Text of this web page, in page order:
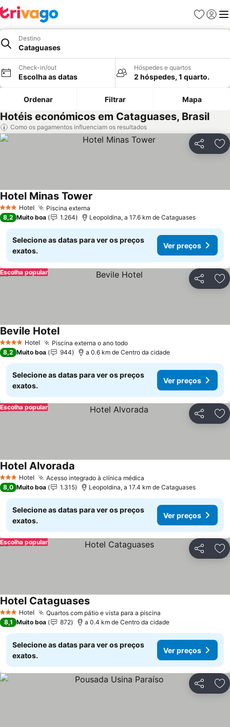
Favoritos
Iniciar
Destino
Cataguases
Check-in/out
Escolha as datas
Hóspedes e quartos
2 hóspedes, 1 quarto.
Ordenar Filtrar Mapa
Hotéis económicos em Cataguases, Brasil
Como os pagamentos influenciam os resultados
Partilhar
3 EstrelasHotel Piscina externa
Hotel Minas Tower
8,2 Muito boa 1.264 Leopoldina, a 17.6 km de Cataguases
Selecione as datas para ver os preços
exatos.
Ver preços
Partilhar
Escolha popular
4 EstrelasHotel Piscina externa o ano todo
Bevile Hotel
8,2 Muito boa 944 a 0.6 km de Centro da cidade
Selecione as datas para ver os preços
exatos.
Ver preços
Partilhar
Escolha popular
3 EstrelasHotel Acesso integrado à clínica médica
Hotel Alvorada
8,0 Muito boa 1.315 Leopoldina, a 17.4 km de Cataguases
Selecione as datas para ver os preços
exatos.
Ver preços
Partilhar
Escolha popular
3 EstrelasHotel Quartos com pátio e vista para a piscina
Hotel Cataguases
8,1 Muito boa 872 a 0.4 km de Centro da cidade
Selecione as datas para ver os preços
exatos.
Ver preços
Partilhar